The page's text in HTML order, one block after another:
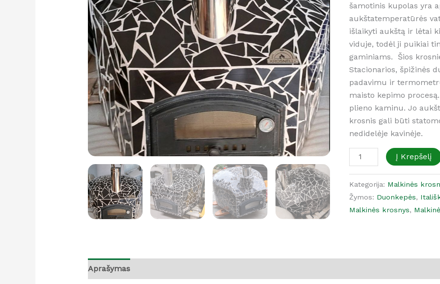
šamotinis kupolas yra
aukštatemperatūrės
išlaikyti aukštą ir lėtai
viduje, todėl ji puikiai
gaminiams. Šios
Stacionarios, špižinės
padavimu ir
maisto kepimo
plieno kaminu. Jo
krosnis gali būti
nedidelėje kavinėje.
Į Krepšelį
Kategorija: Malkinės
Žymos: Duonkepės,
Malkinės krosnys,
Aprašymas